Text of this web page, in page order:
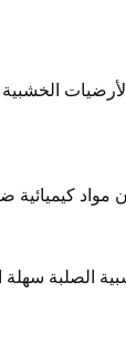
الأرضيات
كيميائية
الصلبة سهلة